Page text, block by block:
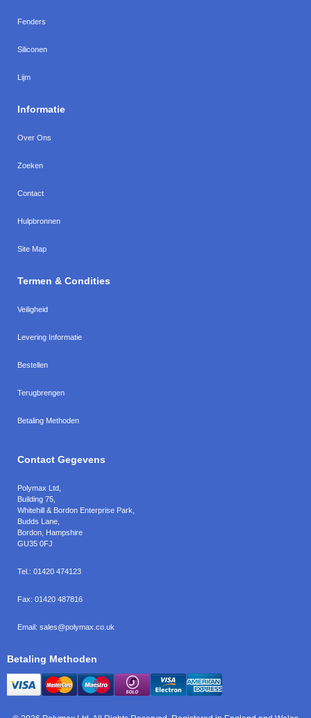
Fenders
Siliconen
Lijm
Informatie
Over Ons
Zoeken
Contact
Hulpbronnen
Site Map
Termen & Condities
Veiligheid
Levering Informatie
Bestellen
Terugbrengen
Betaling Methoden
Contact Gegevens
Polymax Ltd
Building 75,
Whitehill & Bordon Enterprise Park,
Budds Lane
Bordon Hampshire
GU35 0FJ
Tel.: 01420 474123
Fax: 01420 487816
Email: sales@polymax.co.uk
Betaling Methoden